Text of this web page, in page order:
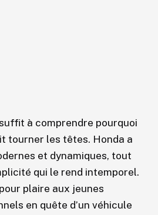
à comprendre pourquoi
tourner les têtes. Honda a
et dynamiques, tout
qui le rend intemporel.
plaire aux jeunes
en quête d’un véhicule